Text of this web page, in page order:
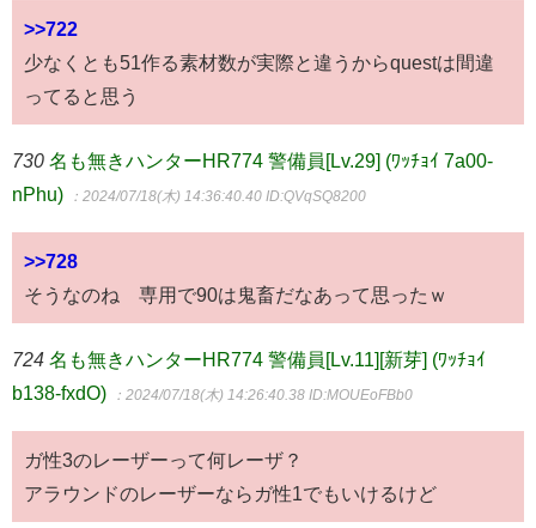
>>722
少なくとも51作る素材数が実際と違うからquestは間違
ってると思う
730 名も無きハンターHR774 警備員[Lv.29] (ﾜｯﾁｮｲ 7a00-
nPhu)
：2024/07/18(木) 14:36:40.40 ID:QVqSQ8200
>>728
そうなのね 専用で90は鬼畜だなあって思ったｗ
724 名も無きハンターHR774 警備員[Lv.11][新芽] (ﾜｯﾁｮｲ
b138-fxdO)
：2024/07/18(木) 14:26:40.38 ID:MOUEoFBb0
ガ性3のレーザーって何レーザ？
アラウンドのレーザーならガ性1でもいけるけど